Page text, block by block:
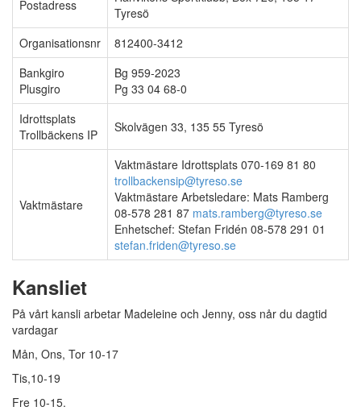
Postadress
Tyresö
Organisationsnr
812400-3412
Bankgiro
Plusgiro
Bg 959-2023
Pg 33 04 68-0
Idrottsplats
Trollbäckens IP
Skolvägen 33, 135 55 Tyresö
Vaktmästare
Vaktmästare Idrottsplats 070-169 81 80
trollbackensip@tyreso.se
Vaktmästare Arbetsledare: Mats Ramberg
08-578 281 87 mats.ramberg@tyreso.se
Enhetschef: Stefan Fridén 08-578 291 01
stefan.friden@tyreso.se
Kansliet
På vårt kansli arbetar Madeleine och Jenny, oss når du dagtid
vardagar
Mån, Ons, Tor 10-17
Tis,10-19
Fre 10-15.